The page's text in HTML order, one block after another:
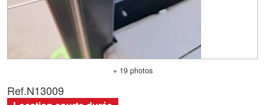
+ 19 photos
Ref.N13009